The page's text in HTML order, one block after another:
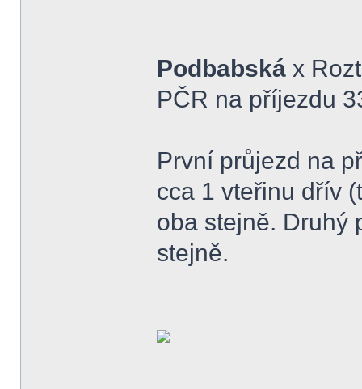
Podbabská x
PČR na příjezdu
První průjezd na
cca 1 vteřinu dřív
oba stejně. Druhý
stejně.